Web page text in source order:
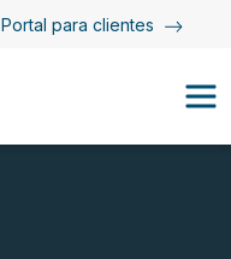
Portal para clientes